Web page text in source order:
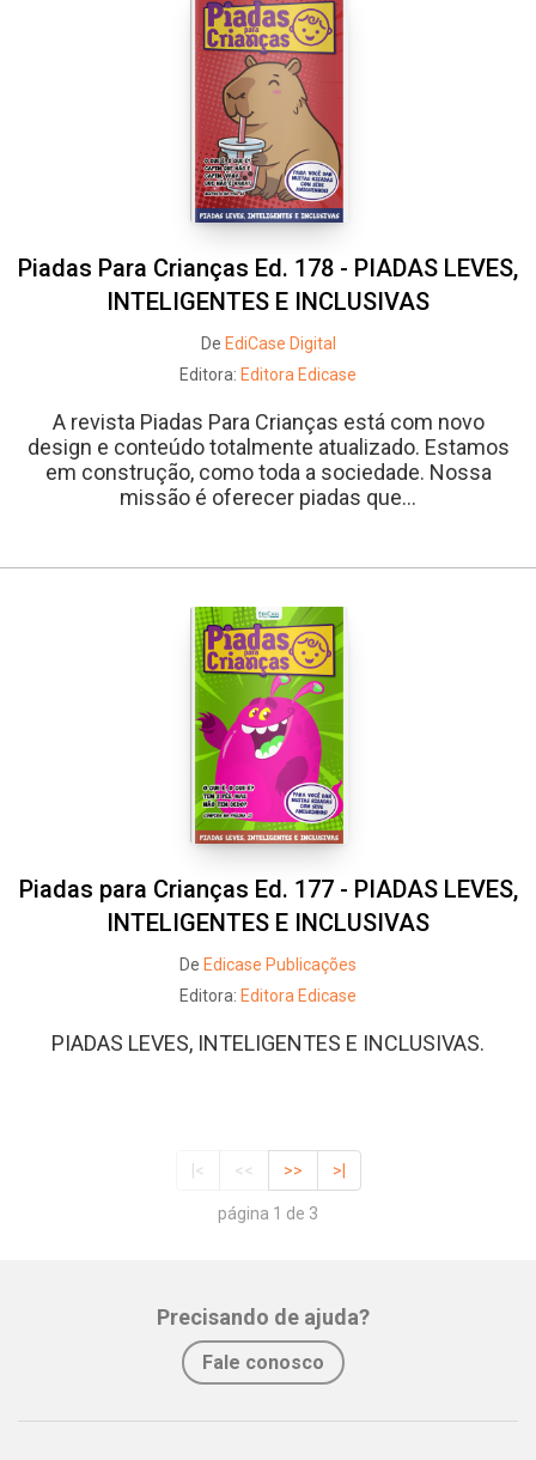
Piadas Para Crianças Ed. 178 - PIADAS LEVES,
INTELIGENTES E INCLUSIVAS
De EdiCase Digital
Editora: Editora Edicase
A revista Piadas Para Crianças está com novo
design e conteúdo totalmente atualizado. Estamos
em construção, como toda a sociedade. Nossa
missão é oferecer piadas que...
Piadas para Crianças Ed. 177 - PIADAS LEVES,
INTELIGENTES E INCLUSIVAS
De Edicase Publicações
Editora: Editora Edicase
PIADAS LEVES, INTELIGENTES E INCLUSIVAS.
|< << >> >|
página 1 de 3
Precisando de ajuda?
Fale conosco